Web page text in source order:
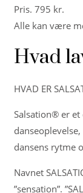
Pris. 795 kr.
Alle kan være
Hvad
HVAD ER
Salsation® er et
dansens rytme
Navnet
”sensation”.